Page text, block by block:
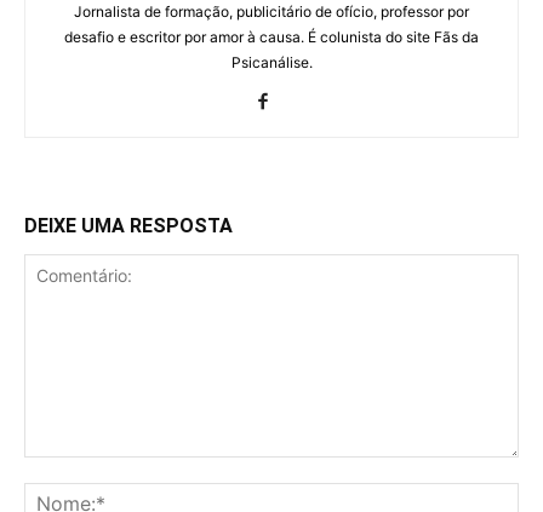
Jornalista de formação, publicitário de ofício, professor por
desafio e escritor por amor à causa. É colunista do site Fãs da
Psicanálise.
DEIXE UMA RESPOSTA